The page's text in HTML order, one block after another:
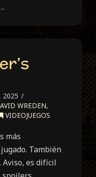
2025
WREDEN,
VIDEOJUEGOS
más
También
Aviso, es difícil